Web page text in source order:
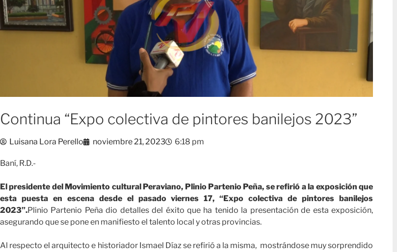
Continua “Expo colectiva de pintores banilejos 2023”
Luisana Lora Perello noviembre 21, 2023 6:18 pm
Baní, R.D.-
El presidente del Movimiento cultural Peraviano, Plinio Partenio Peña, se refirió a la exposición que
esta puesta en escena desde el pasado viernes 17, “Expo colectiva de pintores banilejos
2023”.Plinio Partenio Peña dio detalles del éxito que ha tenido la presentación de esta exposición,
asegurando que se pone en manifiesto el talento local y otras provincias.
Al respecto el arquitecto e historiador Ismael Díaz se refirió a la misma, mostrándose muy sorprendido